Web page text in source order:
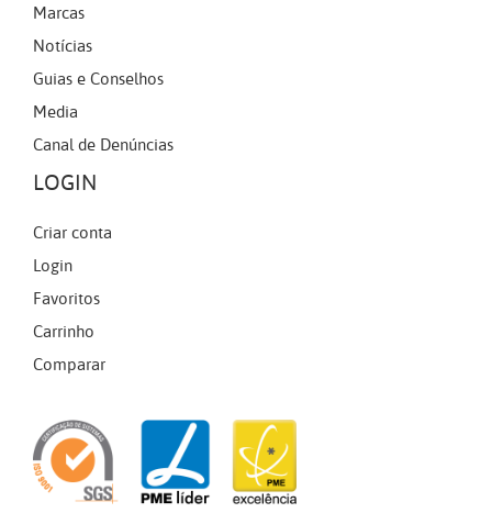
Marcas
Notícias
Guias e Conselhos
Media
Canal de Denúncias
LOGIN
Criar conta
Login
Favoritos
Carrinho
Comparar